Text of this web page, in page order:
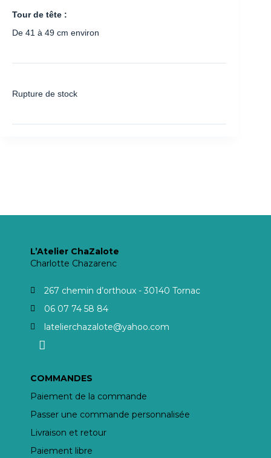
Tour de tête :
De 41 à 49 cm environ
Rupture de stock
L’Atelier ChaZalote
Charlotte Chazarenc
267 chemin d’orthoux - 30140 Tornac
06 07 74 58 84
latelierchazalote@yahoo.com
COMMANDES
Paiement de la commande
Passer une commande personnalisée
Livraison et retour
Paiement libre